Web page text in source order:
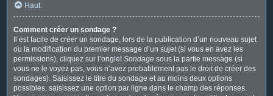
Haut
Comment créer un sondage ?
Il est facile de créer un sondage, lors de la publication d’un nouveau sujet
ou la modification du premier message d’un sujet (si vous en avez les
permissions), cliquez sur l’ongletSondage sous la partie message (si
vous ne le voyez pas, vous n’avez probablement pas le droit de créer des
sondages). Saisissez le titre du sondage et au moins deux options
possibles, saisissez une option par ligne dans le champ des réponses.